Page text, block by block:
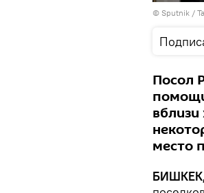
© Sputnik /
Посол
место